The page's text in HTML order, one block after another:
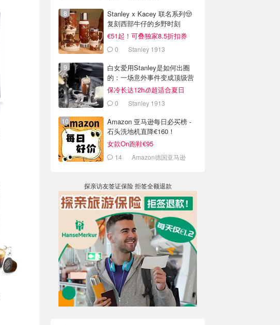
Stanley x Kacey 联名系列🤠
复刻西部牛仔的乡野时刻
€51起！可叠独家8.5折扣券
0 Stanley 1913
白女爱用Stanley是如何出圈
的：一场意外事件变成顶级营
销案例
保冷长达12h🧊超适合夏日
0 Stanley 1913
Amazon 亚马逊每日必买榜 -
石头洗地机直降€160！
女款On跑鞋€95
14 Amazon德国亚马逊
探亲访友签证保险 拒签全额退款